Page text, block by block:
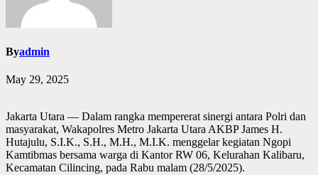
Byadmin
May 29, 2025
Jakarta Utara — Dalam rangka mempererat sinergi antara Polri dan
masyarakat, Wakapolres Metro Jakarta Utara AKBP James H.
Hutajulu, S.I.K., S.H., M.H., M.I.K. menggelar kegiatan Ngopi
Kamtibmas bersama warga di Kantor RW 06, Kelurahan Kalibaru,
Kecamatan Cilincing, pada Rabu malam (28/5/2025).